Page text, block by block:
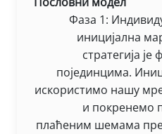
Фаза 1:
иницијална
стратегија
појединцима.
искористимо нашу
и покренемо
плаћеним шемама